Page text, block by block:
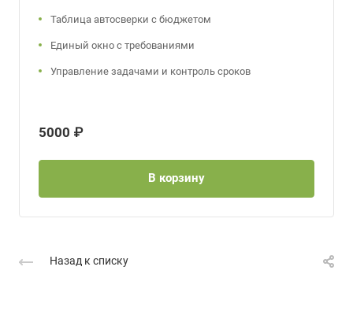
Таблица автосверки с бюджетом
Единый окно с требованиями
Управление задачами и контроль сроков
5000 ₽
В корзину
Назад к списку